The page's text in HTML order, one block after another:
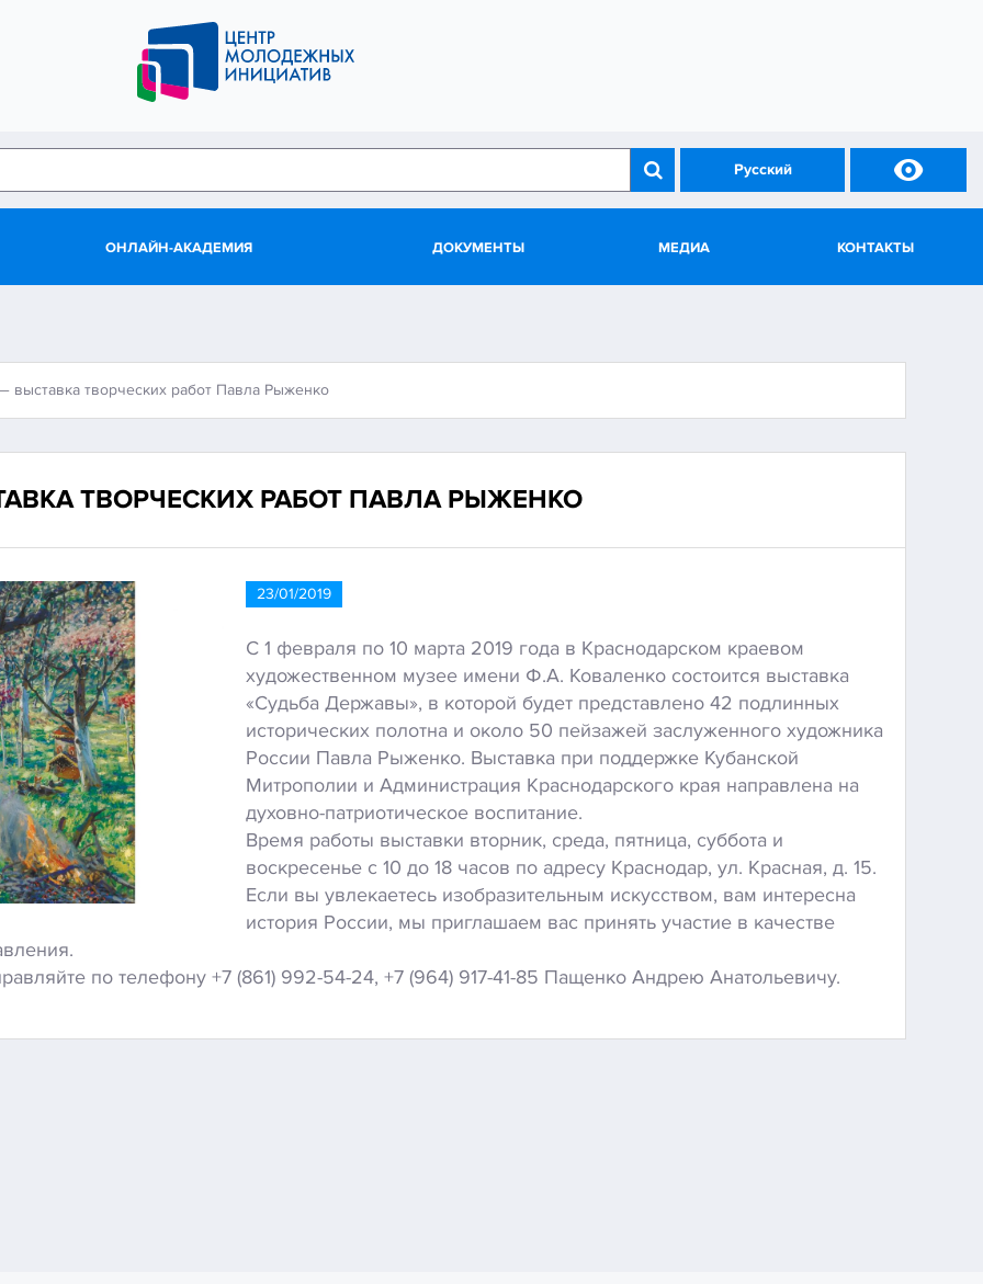
Русский 
ОНЛАЙН-АКАДЕМИЯ ДОКУМЕНТЫ МЕДИА КОНТАКТЫ
выставка творческих работ Павла Рыженко
ТВОРЧЕСКИХ РАБОТ ПАВЛА РЫЖЕНКО
23/01/2019
С 1 февраля по 10 марта 2019 года в Краснодарском краевом
художественном музее имени Ф.А. Коваленко состоится выставка
«Судьба Державы», в которой будет представлено 42 подлинных
исторических полотна и около 50 пейзажей заслуженного художника
России Павла Рыженко. Выставка при поддержке Кубанской
Митрополии и Администрация Краснодарского края направлена на
духовно-патриотическое воспитание.
Время работы выставки вторник, среда, пятница, суббота и
воскресенье с 10 до 18 часов по адресу Краснодар, ул. Красная, д. 15.
Если вы увлекаетесь изобразительным искусством, вам интересна
история России, мы приглашаем вас принять участие в качестве
по телефону +7 (861) 992-54-24, +7 (964) 917-41-85 Пащенко Андрею Анатольевичу.